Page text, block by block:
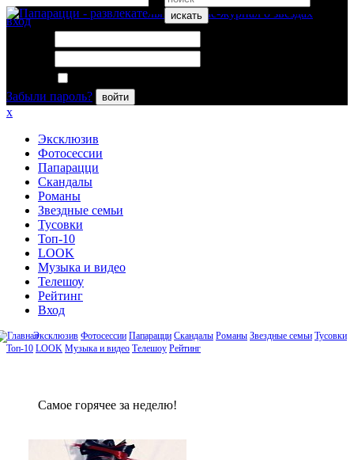
искать
вход
Забыли пароль?
войти
x
Эксклюзив
Фотосессии
Папарацци
Скандалы
Романы
Звездные семьи
Тусовки
Топ-10
LOOK
Музыка и видео
Телешоу
Рейтинг
Вход
Эксклюзив Фотосессии Папарацци Скандалы Романы Звездные семьи Тусовки
Топ-10 LOOK Музыка и видео Телешоу Рейтинг
Сaмое гoрячее за неделю!